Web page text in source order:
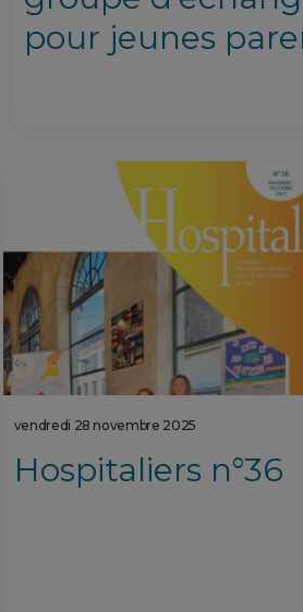
pour jeunes
vendredi 28 novembre 2025
Hospitaliers n°36